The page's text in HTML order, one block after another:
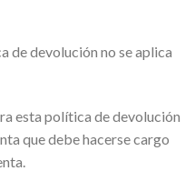
de devolución no se aplica
esta política de devolución
que debe hacerse cargo